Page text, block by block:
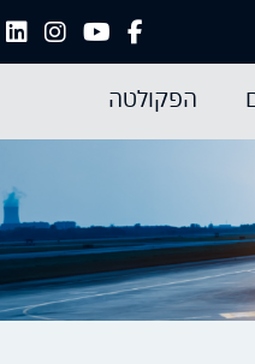
הפקולטה